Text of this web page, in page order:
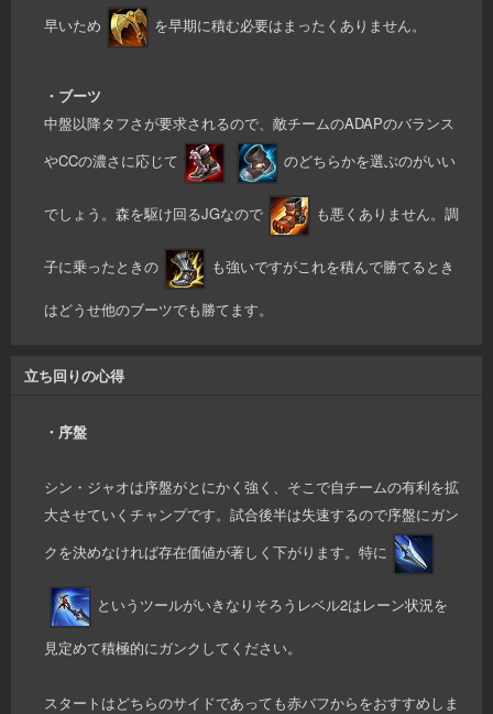
早いため
を早期に積む必要はまったくありません。
・ブーツ
中盤以降タフさが要求されるので、敵チームのADAPのバランス
やCCの濃さに応じて
のどちらかを選ぶのがいい
でしょう。森を駆け回るJGなので も悪くありません。調
子に乗ったときの も強いですがこれを積んで勝てるとき
はどうせ他のブーツでも勝てます。
立ち回りの心得
・序盤
シン・ジャオは序盤がとにかく強く、そこで自チームの有利を拡
大させていくチャンプです。試合後半は失速するので序盤にガン
クを決めなければ存在価値が著しく下がります。特に
というツールがいきなりそろうレベル2はレーン状況を
見定めて積極的にガンクしてください。
スタートはどちらのサイドであっても赤バフからをおすすめしま